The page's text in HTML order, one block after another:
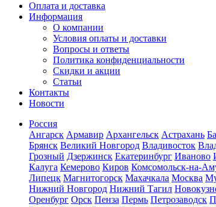
Оплата и доставка
Информация
О компании
Условия оплаты и доставки
Вопросы и ответы
Политика конфиденциальности
Скидки и акции
Статьи
Контакты
Новости
Россия
Ангарск Армавир Архангельск Астрахань
Брянск Великий Новгород Владивосток
Грозный Дзержинск Екатеринбург Иваново
Калуга Кемерово Киров Комсомольск-на-
Липецк Магнитогорск Махачкала Москва
Нижний Новгород Нижний Тагил
Оренбург Орск Пенза Пермь Петрозаводск